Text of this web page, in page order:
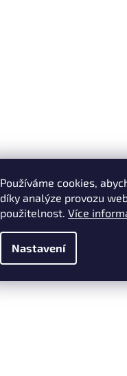
Používáme cookies,
díky analýze provozu
použitelnost. Více
Nastavení